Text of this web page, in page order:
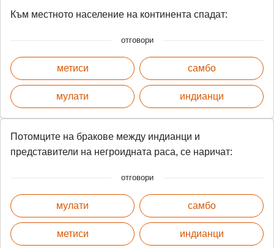
Към местното население на континента спадат:
отговори
метиси
мулати
самбо
индианци
Потомците на бракове между индианци и
представители на негроидната раса, се наричат:
отговори
мулати
метиси
самбо
индианци